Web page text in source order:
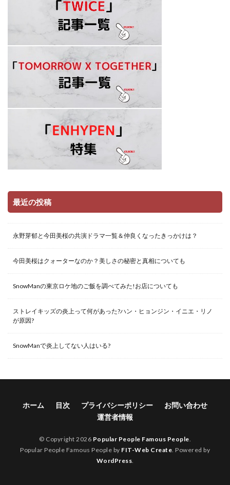
最近の投稿
永野芽郁と今田美桜の共演ドラマ一覧＆仲良くなったきっかけは？
今田美桜はクォーターなのか？美しさの秘密と真相についても
SnowManの東京ロケ地のご飯を調べてみた!お店についても
ストレイキッズの炎上って何があった?ハン・ヒョンジン・イニエ・リノ
が原因?
SnowManで炎上してない人はいる?
ホーム 目次 プライバシーポリシー
お問い合わせ
運営者情報
© Copyright 2026 Popular People Famous People
Popular People Famous People by FIT-Web Create . Powered by
WordPress